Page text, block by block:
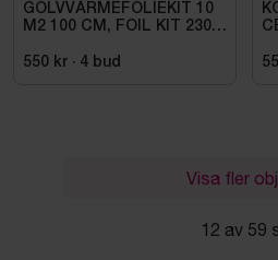
GOLVVÄRMEFOLIEKIT 10
M2 100 CM, FOIL KIT 230
550 kr · 4 bud
Visa fler
12 av 59